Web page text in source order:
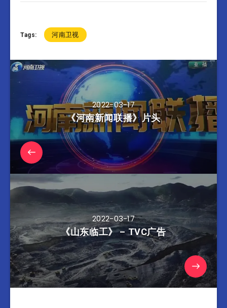
Tags: 河南卫视
2022-03-17
《河南新闻联播》片头
2022-03-17
《山东临工》 – TVC广告